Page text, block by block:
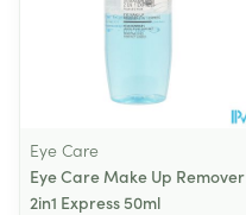
Eye Care
Eye Care Make Up Remover
2in1 Express 50ml